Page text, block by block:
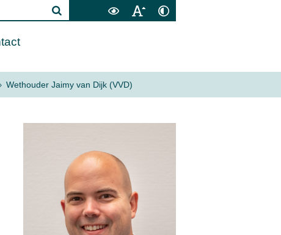
Wethouder Jaimy van Dijk (VVD)